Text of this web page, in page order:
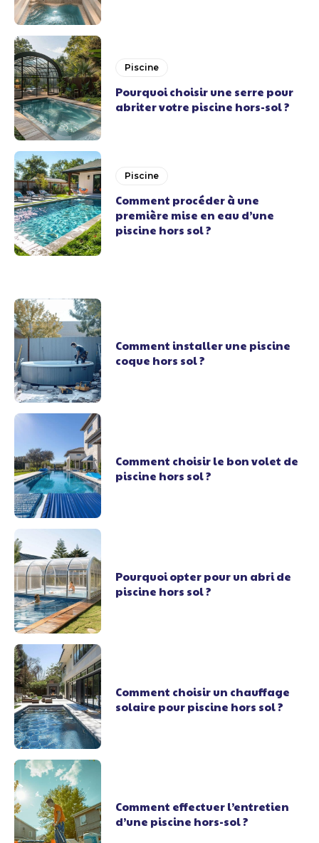
Piscine
Pourquoi choisir une serre pour
abriter votre piscine hors-sol ?
Piscine
Comment procéder à une
première mise en eau d’une
piscine hors sol ?
Comment installer une piscine
coque hors sol ?
Comment choisir le bon volet de
piscine hors sol ?
Pourquoi opter pour un abri de
piscine hors sol ?
Comment choisir un chauffage
solaire pour piscine hors sol ?
Comment effectuer l’entretien
d’une piscine hors-sol ?